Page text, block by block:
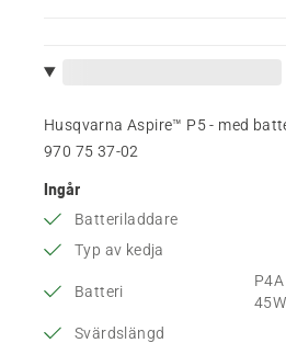
Husqvarna Aspire™ P5 - med
970 75 37‑02
Ingår
Batteriladdare
Typ av kedja
Batteri
Svärdslängd